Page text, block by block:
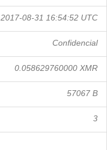
2017-08-31 16:54:52 UTC
Confidencial
0.058629760000 XMR
57067 B
3